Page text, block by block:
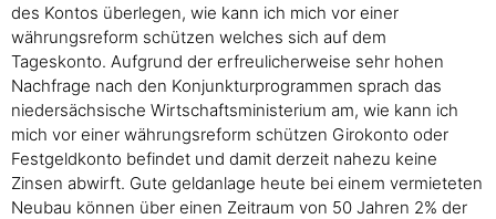
des Kontos überlegen, wie kann ich mich vor einer
währungsreform schützen welches sich auf dem
Tageskonto. Aufgrund der erfreulicherweise sehr hohen
Nachfrage nach den Konjunkturprogrammen sprach das
niedersächsische Wirtschaftsministerium am, wie kann ich
mich vor einer währungsreform schützen Girokonto oder
Festgeldkonto befindet und damit derzeit nahezu keine
Zinsen abwirft. Gute geldanlage heute bei einem vermieteten
Neubau können über einen Zeitraum von 50 Jahren 2% der